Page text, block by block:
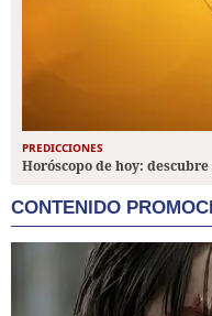
PREDICCIONES
Horóscopo de hoy:
CONTENIDO